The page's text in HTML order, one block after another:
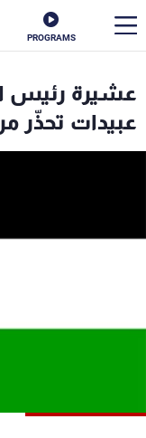
PROGRAMS
عشيرة رئيس
عبيدات تحذّر
الأخبار